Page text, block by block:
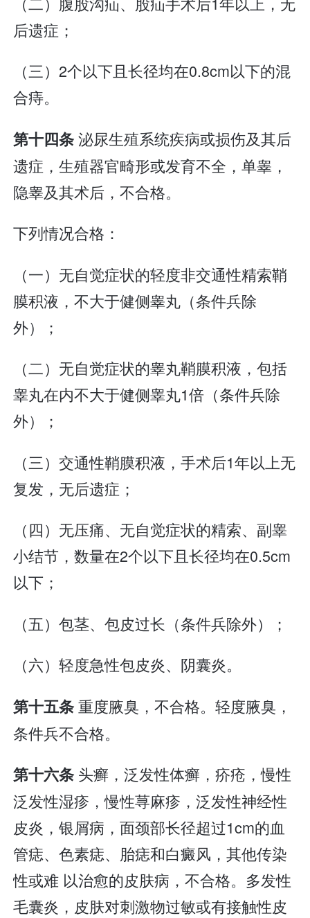
后遗症；
（三）2个以下且长径均在0.8cm以下的混
合痔。
第十四条泌尿生殖系统疾病或损伤及其后
遗症，生殖器官畸形或发育不全，单睾，
隐睾及其术后，不合格。
下列情况合格：
（一）无自觉症状的轻度非交通性精索鞘
膜积液，不大于健侧睾丸（条件兵除
外）；
（二）无自觉症状的睾丸鞘膜积液，包括
睾丸在内不大于健侧睾丸1倍（条件兵除
外）；
（三）交通性鞘膜积液，手术后1年以上无
复发，无后遗症；
（四）无压痛、无自觉症状的精索、副睾
小结节，数量在2个以下且长径均在0.5cm
以下；
（五）包茎、包皮过长（条件兵除外）；
（六）轻度急性包皮炎、阴囊炎。
第十五条重度腋臭，不合格。轻度腋臭，
条件兵不合格。
第十六条 头癣，泛发性体癣，疥疮，慢性
泛发性湿疹，慢性荨麻疹，泛发性神经性
皮炎，银屑病，面颈部长径超过1cm的血
管痣、色素痣、胎痣和白癜风，其他传染
性或难 以治愈的皮肤病，不合格。多发性
毛囊炎，皮肤对刺激物过敏或有接触性皮